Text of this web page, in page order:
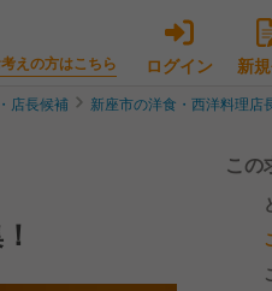
えの方はこちら ログイン 新
店長候補 新座市の洋食・西洋料理店
この